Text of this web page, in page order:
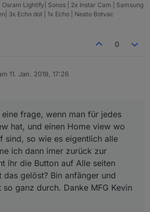
Lightify| Sonos | 2x Instar Cam | Samsung
3x Echo dot | 1x Echo | Neato Botvac
0
11. Jan. 2019, 17:26
von
frage, wenn man für jedes
hat, und einen Home view wo
sind, so wie es eigentlich alle
ich dann imer zurück zur
ihr die Button auf Alle seiten
gelöst? Bin anfänger und
ganz durch. Danke MFG Kevin